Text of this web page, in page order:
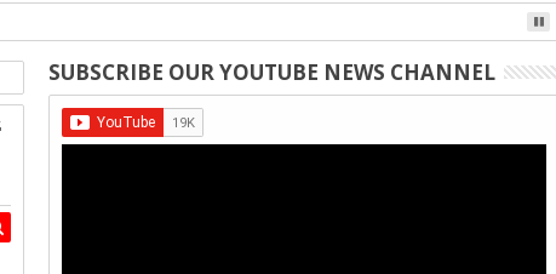
SUBSCRIBE OUR YOUTUBE NEWS CHANNEL